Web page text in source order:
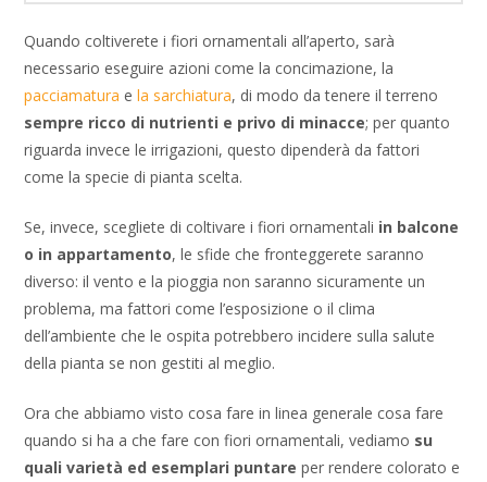
Quando coltiverete i fiori ornamentali all’aperto, sarà
necessario eseguire azioni come la concimazione, la
pacciamatura ela sarchiatura, di modo da tenere il terreno
sempre ricco di nutrienti e privo di minacce; per quanto
riguarda invece le irrigazioni, questo dipenderà da fattori
come la specie di pianta scelta.
Se, invece, scegliete di coltivare i fiori ornamentali in balcone
o in appartamento, le sfide che fronteggerete saranno
diverso: il vento e la pioggia non saranno sicuramente un
problema, ma fattori come l’esposizione o il clima
dell’ambiente che le ospita potrebbero incidere sulla salute
della pianta se non gestiti al meglio.
Ora che abbiamo visto cosa fare in linea generale cosa fare
quando si ha a che fare con fiori ornamentali, vediamo su
quali varietà ed esemplari puntare per rendere colorato e